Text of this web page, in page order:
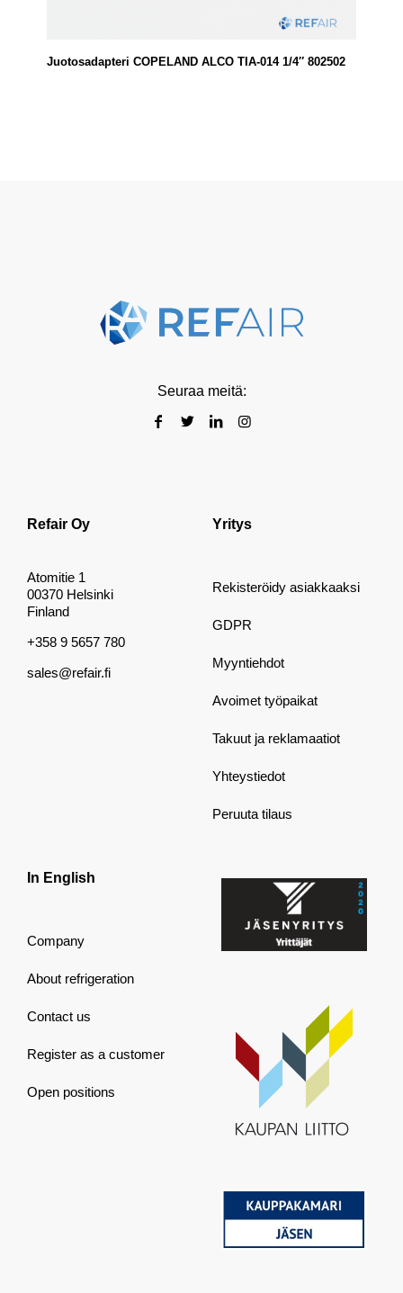
Juotosadapteri COPELAND ALCO TIA-014 1/4″ 802502
Seuraa meitä:
Refair Oy
Atomitie 1
00370 Helsinki
Finland
+358 9 5657 780
sales@refair.fi
Yritys
Rekisteröidy asiakkaaksi
GDPR
Myyntiehdot
Avoimet työpaikat
Takuut ja reklamaatiot
Yhteystiedot
Peruuta tilaus
In English
Company
About refrigeration
Contact us
Register as a customer
Open positions